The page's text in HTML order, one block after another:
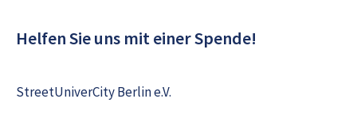
Helfen Sie uns mit einer Spende!
StreetUniverCity Berlin e.V.